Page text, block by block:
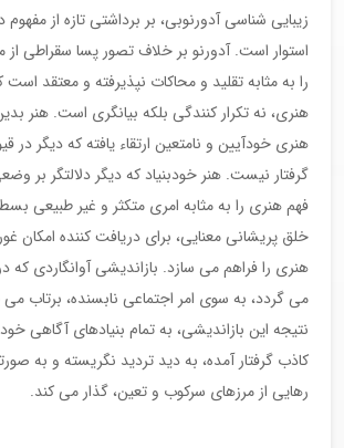
زیبایی شناسی آدورنوبی، بر برداشتی تازه از
استوار است. آدورنو بر خلاف تصور پسا سقراطی
را به مثابه تقلید و محاکات نپذیرفته و معتقد
هنری، نه تکرار کنندگی بلکه بیانگری است. هنر
هنری خودآیین و نامتعین ارتقاء یافته که دیگر در
گرفتار نیست. هنر خودبنیاد که دیگر دلالتگر بر
فهم هنری را به مثابه امری متکثر و غیر طبیعی
خلق پریشانی معنایی، برای دریافت کننده امکان
هنری را فراهم می سازد. بازاندیشی آوانگاردی
می گردد، به سوی امر اجتماعی نابسنده، برتاب می
نتیجه این بازاندیشی، به تمام بنیادهای آگاهی
کاذب گرفتار آمده، به دید تردید نگریسته و به
رهایی از مرزهای سرکوب و تعین، گذار می کند.